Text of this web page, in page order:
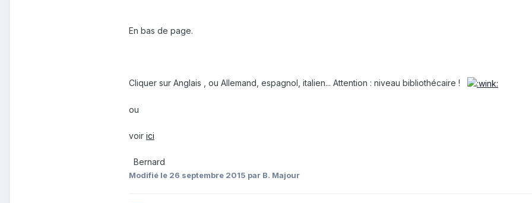
En bas de page.
Cliquer sur Anglais , ou Allemand, espagnol, italien... Attention : niveau bibliothécaire !
ou
voir ici
Bernard
Modifié le 26 septembre 2015 par B. Majour